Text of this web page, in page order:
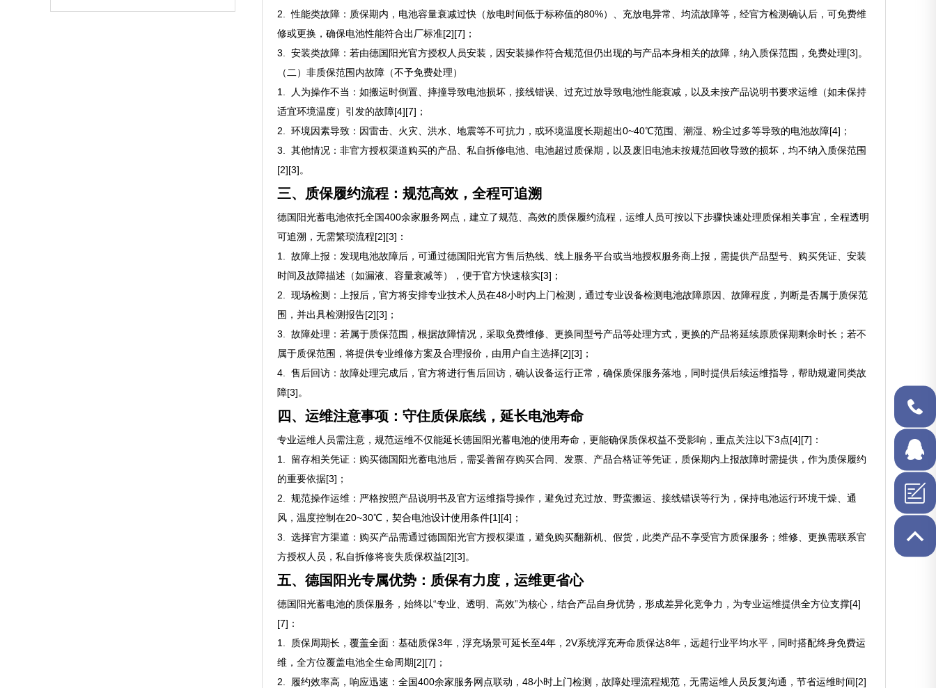
2. 性能类故障：质保期内，电池容量衰减过快（放电时间低于标称值的80%）、充放电异常、均流故障等，经官方检测确认后，可免费维
修或更换，确保电池性能符合出厂标准[2][7]；
3. 安装类故障：若由德国阳光官方授权人员安装，因安装操作符合规范但仍出现的与产品本身相关的故障，纳入质保范围，免费处理[3]。
（二）非质保范围内故障（不予免费处理）
1. 人为操作不当：如搬运时倒置、摔撞导致电池损坏，接线错误、过充过放导致电池性能衰减，以及未按产品说明书要求运维（如未保持
适宜环境温度）引发的故障[4][7]；
2. 环境因素导致：因雷击、火灾、洪水、地震等不可抗力，或环境温度长期超出0~40℃范围、潮湿、粉尘过多等导致的电池故障[4]；
3. 其他情况：非官方授权渠道购买的产品、私自拆修电池、电池超过质保期，以及废旧电池未按规范回收导致的损坏，均不纳入质保范围
[2][3]。
三、质保履约流程：规范高效，全程可追溯
德国阳光蓄电池依托全国400余家服务网点，建立了规范、高效的质保履约流程，运维人员可按以下步骤快速处理质保相关事宜，全程透明
可追溯，无需繁琐流程[2][3]：
1. 故障上报：发现电池故障后，可通过德国阳光官方售后热线、线上服务平台或当地授权服务商上报，需提供产品型号、购买凭证、安装
时间及故障描述（如漏液、容量衰减等），便于官方快速核实[3]；
2. 现场检测：上报后，官方将安排专业技术人员在48小时内上门检测，通过专业设备检测电池故障原因、故障程度，判断是否属于质保范
围，并出具检测报告[2][3]；
3. 故障处理：若属于质保范围，根据故障情况，采取免费维修、更换同型号产品等处理方式，更换的产品将延续原质保期剩余时长；若不
属于质保范围，将提供专业维修方案及合理报价，由用户自主选择[2][3]；
4. 售后回访：故障处理完成后，官方将进行售后回访，确认设备运行正常，确保质保服务落地，同时提供后续运维指导，帮助规避同类故
障[3]。
四、运维注意事项：守住质保底线，延长电池寿命
专业运维人员需注意，规范运维不仅能延长德国阳光蓄电池的使用寿命，更能确保质保权益不受影响，重点关注以下3点[4][7]：
1. 留存相关凭证：购买德国阳光蓄电池后，需妥善留存购买合同、发票、产品合格证等凭证，质保期内上报故障时需提供，作为质保履约
的重要依据[3]；
2. 规范操作运维：严格按照产品说明书及官方运维指导操作，避免过充过放、野蛮搬运、接线错误等行为，保持电池运行环境干燥、通
风，温度控制在20~30℃，契合电池设计使用条件[1][4]；
3. 选择官方渠道：购买产品需通过德国阳光官方授权渠道，避免购买翻新机、假货，此类产品不享受官方质保服务；维修、更换需联系官
方授权人员，私自拆修将丧失质保权益[2][3]。
五、德国阳光专属优势：质保有力度，运维更省心
德国阳光蓄电池的质保服务，始终以“专业、透明、高效”为核心，结合产品自身优势，形成差异化竞争力，为专业运维提供全方位支撑[4]
[7]：
1. 质保周期长，覆盖全面：基础质保3年，浮充场景可延长至4年，2V系统浮充寿命质保达8年，远超行业平均水平，同时搭配终身免费运
维，全方位覆盖电池全生命周期[2][7]；
2. 履约效率高，响应迅速：全国400余家服务网点联动，48小时上门检测，故障处理流程规范，无需运维人员反复沟通，节省运维时间[2]
在线QQ